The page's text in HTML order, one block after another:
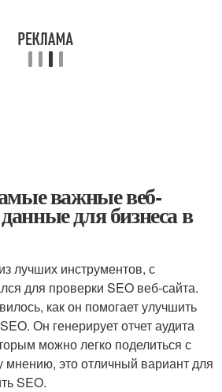
важные веб-
для бизнеса в
лучших инструментов, с
для проверки SEO веб-сайта.
как он помогает улучшить
Он генерирует отчет аудита
можно легко поделиться с
это отличный вариант для
SEO.